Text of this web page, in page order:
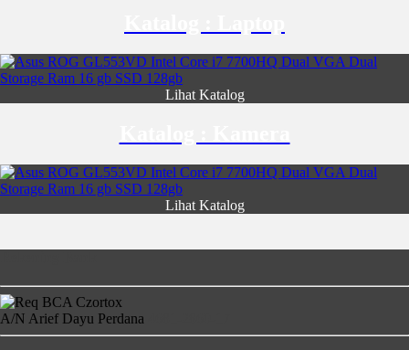
Lihat Katalog
Lihat Katalog
A/N Arief Dayu Perdana